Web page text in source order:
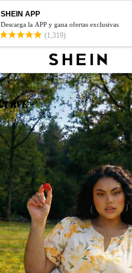
SHEIN APP
Descarga la APP y gana ofertas exclusivas
(1,319)